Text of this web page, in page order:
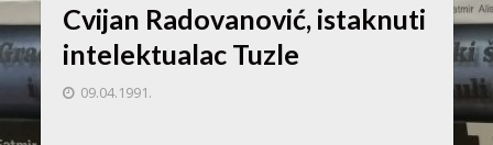
Cvijan Radovanović, istaknuti
intelektualac Tuzle
09.04.1991.